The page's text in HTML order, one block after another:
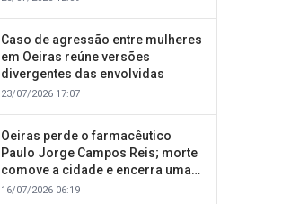
Caso de agressão entre mulheres
em Oeiras reúne versões
divergentes das envolvidas
23/07/2026 17:07
Oeiras perde o farmacêutico
Paulo Jorge Campos Reis; morte
comove a cidade e encerra uma
trajetória dedicada ao cuidado
16/07/2026 06:19